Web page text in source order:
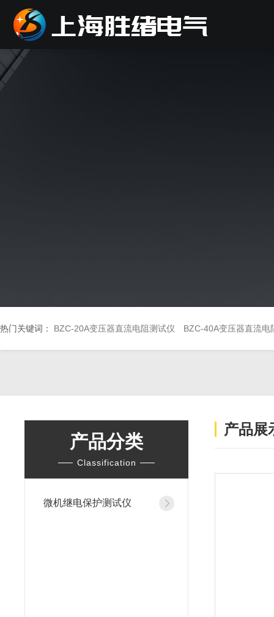
热门关键词： BZC-20A变压器直流电阻测试仪 BZC-40A变压器直流电
产品分类
Classification
微机继电保护测试仪
产品展